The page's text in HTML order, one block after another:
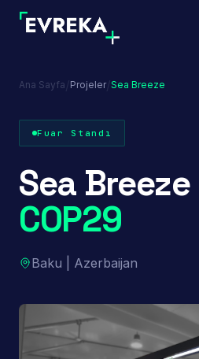
Ana Sayfa Projeler/ Sea Breeze
Fuar Standı
Sea Breeze
COP29
Baku | Azerbaijan